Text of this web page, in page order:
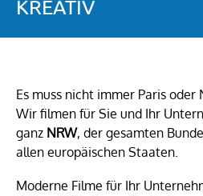
KREATIV
Es muss nicht immer Paris oder
Wir filmen für Sie und Ihr
ganz NRW, der gesamten
allen europäischen Staaten.
Moderne Filme für Ihr